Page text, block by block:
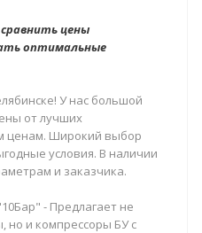
цены
оптимальные
У нас большой
от лучших
ценам. Широкий выбор
условия. В наличии
и заказчика.
- Предлагает не
но и компрессоры БУ с